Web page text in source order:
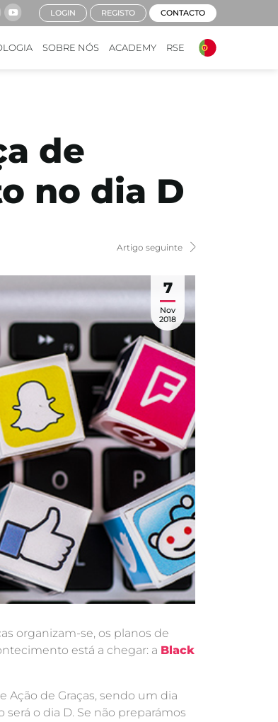
SOBRE NÓS ACADEMY RSE
LOGIN REGISTO CONTACTO
de
no dia D
Artigo seguinte
7
Nov
2018
organizam-se, os planos de
está a chegar: a Black
de Graças, sendo um dia
o dia D. Se não preparámos